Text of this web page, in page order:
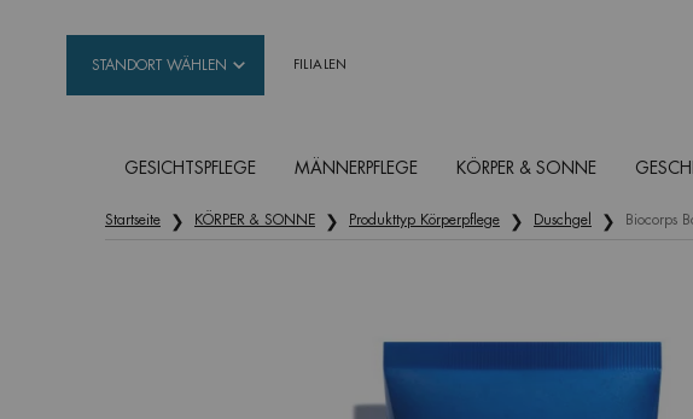
STANDORT WÄHLEN FILIALEN
GESICHTSPFLEGE MÄNNERPFLEGE KÖRPER & SONNE
Startseite KÖRPER & SONNE Produkttyp Körperpflege Duschgel Biocorps